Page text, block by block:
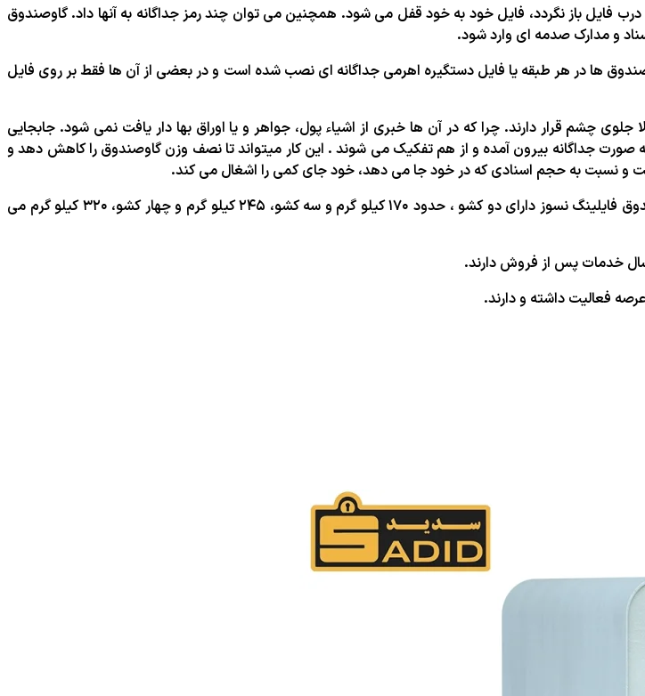
فایل باز نگردد، فایل خود به خود قفل می شود. همچنین می توان چند رمز جداگانه به آنها داد. گاوصندوق
ها در هر طبقه یا فایل دستگیره اهرمی جداگانه ای نصب شده است و در بعضی از آن ها فقط بر روی فایل
چشم قرار دارند. چرا که در آن ها خبری از اشیاء پول، جواهر و یا اوراق بها دار یافت نمی شود. جابجایی
جداگانه بیرون آمده و از هم تفکیک می شوند . این کار میتواند تا نصف وزن گاوصندوق را کاهش دهد و
و نسبت به حجم اسنادی که در خود جا می دهد، خود جای کمی را اشغال می کند.
جنس گاو صندوق فایلینگ نسوز از فولاد و کامپوزیت تقویت شده با بتن است. وزن یک گگاوصندوق فایلینگ نسوز دارای دو کشو ، حدود ۱۷۰ کیلو گرم و سه کشو، ۲۴۵ کیلو گرم و چهار کشو، ۳۲۰ کیلو گرم می
خدمات پس از فروش دارند.
فعالیت داشته و دارند.